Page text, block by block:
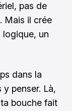
pas de
Mais il crée
logique, un
dans la
penser. Là,
bouche fait